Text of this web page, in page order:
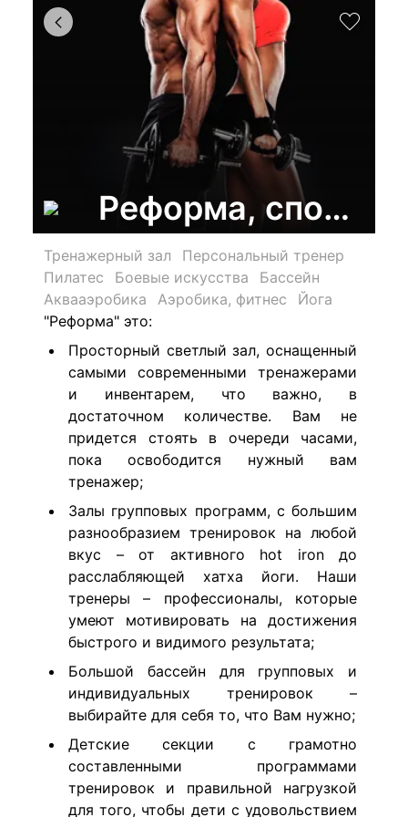
Реформа,
Тренажерный зал
Персональный тренер
Пилатес
Боевые искусства
Бассейн
Аквааэробика
Аэробика, фитнес
Йога
"Реформа" это:
Просторный светлый зал, оснащенный
самыми современными тренажерами
и инвентарем, что важно, в
достаточном количестве. Вам не
придется стоять в очереди часами,
пока освободится нужный вам
тренажер;
Залы групповых программ, с большим
разнообразием тренировок на любой
вкус – от активного hot iron до
расслабляющей хатха йоги. Наши
тренеры – профессионалы, которые
умеют мотивировать на достижения
быстрого и видимого результата;
Большой бассейн для групповых и
индивидуальных тренировок –
выбирайте для себя то, что Вам нужно;
Детские секции с грамотно
составленными программами
тренировок и правильной нагрузкой
для того, чтобы дети с удовольствием